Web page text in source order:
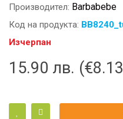
Производител: Barbabebe
Код на продукта:
Изчерпан
15.90 лв.